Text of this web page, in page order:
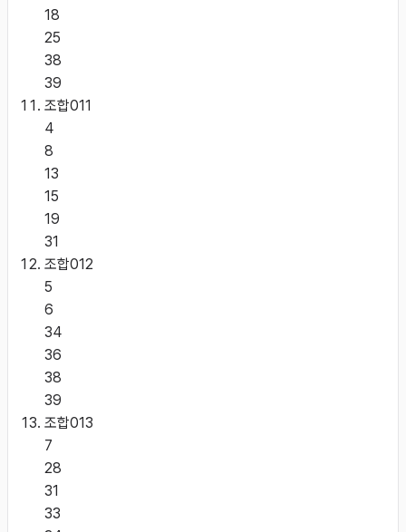
18
25
38
39
조합011
4
8
13
15
19
31
조합012
5
6
34
36
38
39
조합013
7
28
31
33